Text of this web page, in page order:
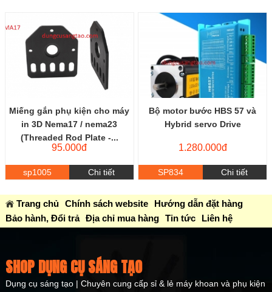
Miếng gắn phụ kiện cho máy
in 3D Nema17 / nema23
(Threaded Rod Plate -...
95.000đ
sp1005 Chi tiết
Bộ motor bước HBS 57 và
Hybrid servo Drive
1.280.000đ
SP834 Chi tiết
Trang chủ Chính sách website
Hướng dẫn đặt hàng
Bảo hành, Đổi trả Địa chỉ mua hàng Tin tức Liên hệ
SHOP DỤNG CỤ SÁNG TẠO
Dụng cụ sáng tạo | Chuyên cung cấp sỉ & lẻ máy khoan và phụ kiện